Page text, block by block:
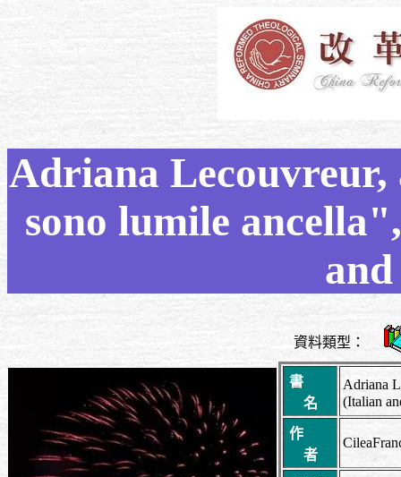
Adriana
sono lumile
資料類型：
書
名
Adriana
(Italian
作
者